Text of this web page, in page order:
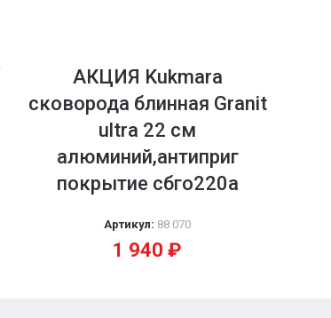
АКЦИЯ Kukmara
сковорода блинная Granit
ultra 22 см
алюминий,антиприг
покрытие сбго220а
Артикул: 88 070
1 940₽